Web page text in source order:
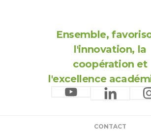
Ensemble,
l'innovation, la
coopération et
l'excellence
CONTACT